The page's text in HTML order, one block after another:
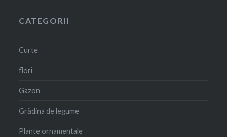
CATEGORII
Curte
flori
Gazon
Grădina de legume
Plante ornamentale